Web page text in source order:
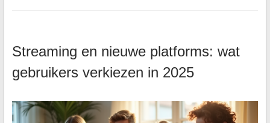
Streaming en nieuwe platforms: wat
gebruikers verkiezen in 2025